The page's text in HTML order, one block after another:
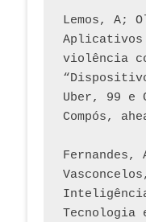
Lemos, A;
violência
Uber, 99 e
Compós,
Fernandes,
Tecnologia